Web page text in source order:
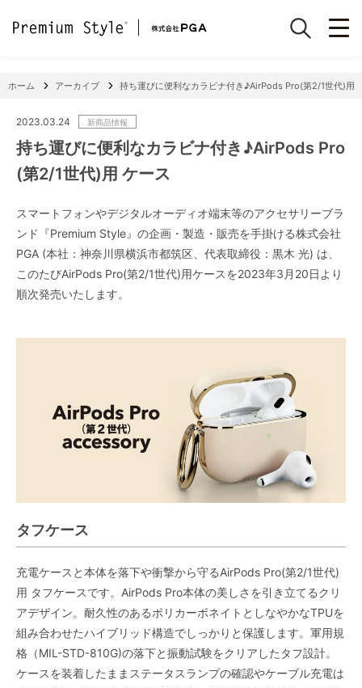
ホーム アーカイブ 持ち運びに便利なカラビナ付き♪AirPods Pro(第2/1世代)用
2023.03.24 新商品情報
持ち運びに便利なカラビナ付き♪AirPods Pro
(第2/1世代)用 ケース
スマートフォンやデジタルオーディオ端末等のアクセサリーブラ
ンド『Premium Style』の企画・製造・販売を手掛ける株式会社
PGA (本社：神奈川県横浜市都筑区、代表取締役：黒木 光) は、
このたびAirPods Pro(第2/1世代)用ケースを2023年3月20日より
順次発売いたします。
タフケース
充電ケースと本体を落下や衝撃から守るAirPods Pro(第2/1世代)
用 タフケースです。AirPods Pro本体の美しさを引き立てるクリ
アデザイン。耐久性のあるポリカーボネイトとしなやかなTPUを
組み合わせたハイブリッド構造でしっかりと保護します。軍用規
格（MIL-STD-810G)の落下と振動試験をクリアしたタフ設計。
ケースを装着したままステータスランプの確認やケーブル充電は